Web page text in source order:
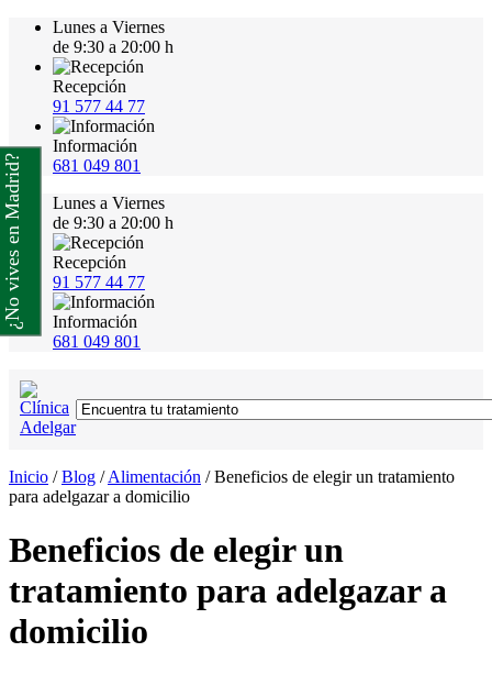
Lunes a Viernes
de 9:30 a 20:00 h
Recepción
91 577 44 77
Información
681 049 801
Lunes a Viernes
de 9:30 a 20:00 h
Recepción
91 577 44 77
Información
681 049 801
Inicio /Blog /Alimentación /Beneficios de elegir un tratamiento
para adelgazar a domicilio
Beneficios de elegir un
tratamiento para adelgazar a
domicilio
¿No vives en Madrid?